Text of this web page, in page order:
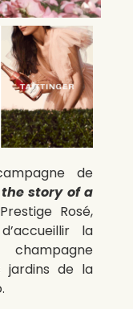
de
story of a
Rosé,
la
jardins de la